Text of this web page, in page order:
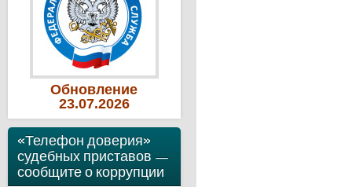
Обновление
23.07.2026
«Телефон доверия»
судебных приставов —
сообщите о коррупции